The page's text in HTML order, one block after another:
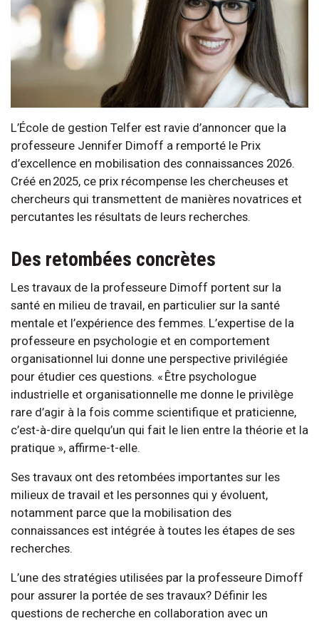
L’École de gestion Telfer est ravie d’annoncer que la
professeure Jennifer Dimoff a remporté le Prix
d’excellence en mobilisation des connaissances 2026.
Créé en 2025, ce prix récompense les chercheuses et
chercheurs qui transmettent de manières novatrices et
percutantes les résultats de leurs recherches.
Des retombées concrètes
Les travaux de la professeure Dimoff portent sur la
santé en milieu de travail, en particulier sur la santé
mentale et l’expérience des femmes. L’expertise de la
professeure en psychologie et en comportement
organisationnel lui donne une perspective privilégiée
pour étudier ces questions. « Être psychologue
industrielle et organisationnelle me donne le privilège
rare d’agir à la fois comme scientifique et praticienne,
c’est-à-dire quelqu’un qui fait le lien entre la théorie et la
pratique », affirme-t-elle.
Ses travaux ont des retombées importantes sur les
milieux de travail et les personnes qui y évoluent,
notamment parce que la mobilisation des
connaissances est intégrée à toutes les étapes de ses
recherches.
L’une des stratégies utilisées par la professeure Dimoff
pour assurer la portée de ses travaux? Définir les
questions de recherche en collaboration avec un